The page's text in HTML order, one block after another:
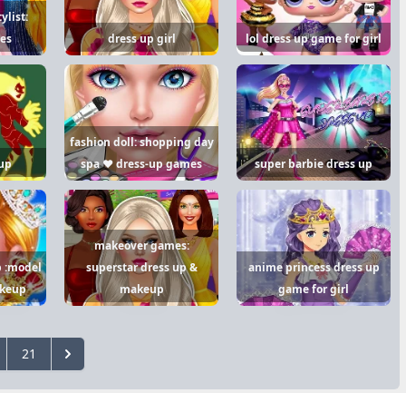
dress up girl lol dress up game for girl
fashion doll: shopping day
spa ❤ dress-up games
super barbie dress up
:model
makeover games:
superstar dress up &
makeup
anime princess dress up
game for girl
21